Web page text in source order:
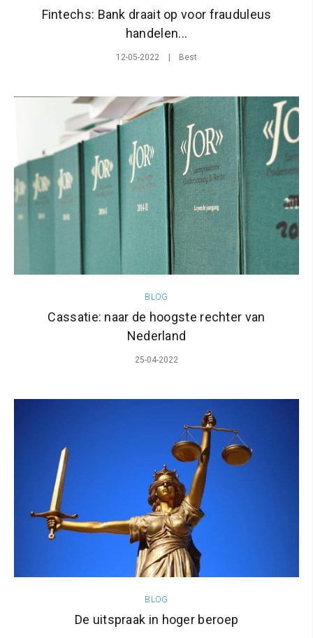
Fintechs: Bank draait op voor frauduleus
handelen...
12-05-2022 Best
BLOG
Cassatie: naar de hoogste rechter van
Nederland
25-04-2022
BLOG
De uitspraak in hoger beroep